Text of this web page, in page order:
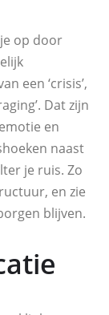
op door
een ‘crisis’,
Dat zijn
en
naast
je ruis. Zo
en zie
blijven.